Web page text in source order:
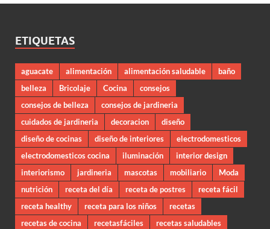
ETIQUETAS
aguacate alimentación alimentación saludable
baño
belleza
Bricolaje Cocina
consejos
consejos de belleza
consejos de jardineria
cuidados de jardineria
decoracion
diseño
diseño de cocinas
diseño de interiores
electrodomesticos
electrodomesticos cocina
iluminación
interior design
interiorismo
jardineria mascotas mobiliario
Moda
nutrición
receta del día receta de postres
receta fácil
receta healthy
receta para los niños
recetas
recetas de cocina
recetasfáciles
recetas saludables